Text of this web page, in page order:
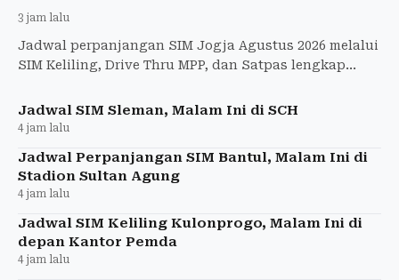
3 jam lalu
Jadwal perpanjangan SIM Jogja Agustus 2026 melalui
SIM Keliling, Drive Thru MPP, dan Satpas lengkap
Jadwal SIM Sleman, Malam Ini di SCH
4 jam lalu
Jadwal Perpanjangan SIM Bantul, Malam Ini di
Stadion Sultan Agung
4 jam lalu
Jadwal SIM Keliling Kulonprogo, Malam Ini di
depan Kantor Pemda
4 jam lalu